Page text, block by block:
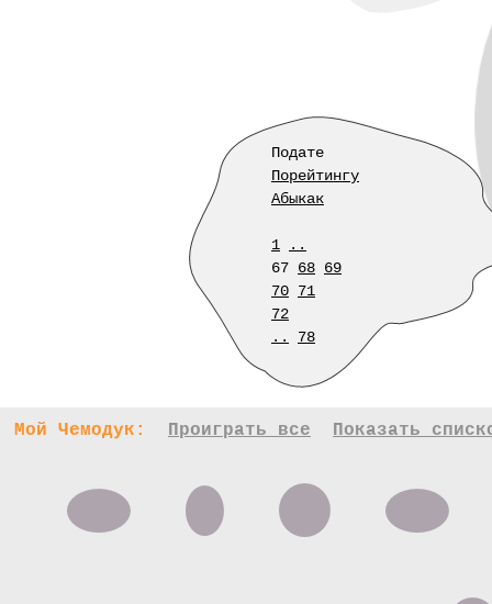
Подате
Порейтингу
Абыкак
1
..
67 68 69
70 71
72
..
78
Мой Чемодук: Проиграть все Показать